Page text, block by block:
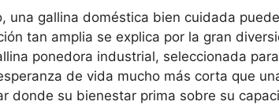
una gallina doméstica bien cuidada
tan amplia se explica por la gran
ponedora industrial, seleccionada
de vida mucho más corta que
donde su bienestar prima sobre su